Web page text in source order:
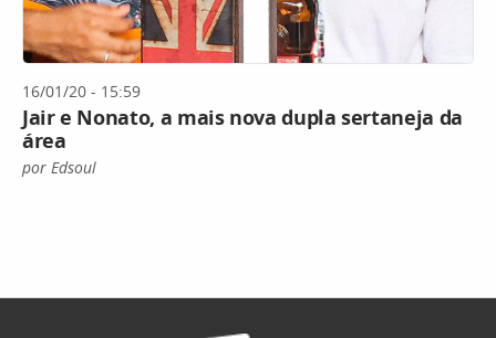
16/01/20 - 15:59
Jair e Nonato, a mais nova dupla sertaneja da
área
por Edsoul